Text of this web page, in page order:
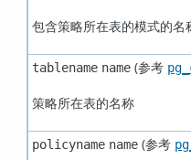
包含策略所在表的模式的名
tablename name(参考
策略所在表的名称
policyname name(参考